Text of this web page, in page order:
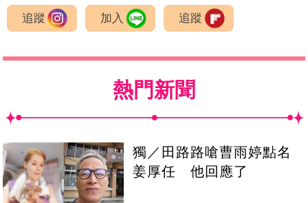
追蹤 加入 追蹤
熱門新聞
獨／田路路嗆曹雨婷點名
姜厚任 他回應了